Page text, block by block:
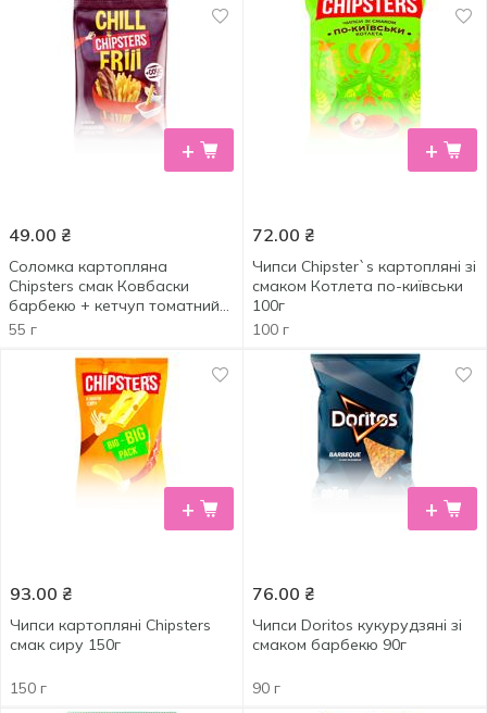
+
49.00 ₴
Соломка картопляна
Chipsters смак Ковбаски
барбекю + кетчуп томатний
55г
55 г
+
72.00 ₴
Чипси Chipster`s картопляні зі
смаком Котлета по-київськи
100г
100 г
+
93.00 ₴
Чипси картопляні Chipsters
смак сиру 150г
150 г
+
76.00 ₴
Чипси Doritos кукурудзяні зі
смаком барбекю 90г
90 г